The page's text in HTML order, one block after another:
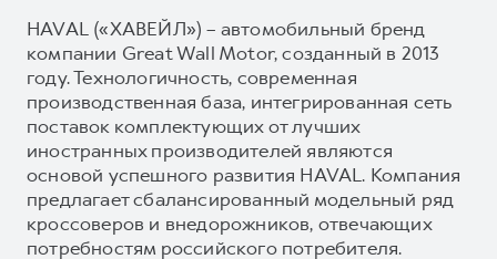
HAVAL («ХАВЕЙЛ») – автомобильный бренд
компании Great Wall Motor, созданный в 2013
году. Технологичность, современная
производственная база, интегрированная сеть
поставок комплектующих от лучших
иностранных производителей являются
основой успешного развития HAVAL. Компания
предлагает сбалансированный модельный ряд
кроссоверов и внедорожников, отвечающих
потребностям российского потребителя.